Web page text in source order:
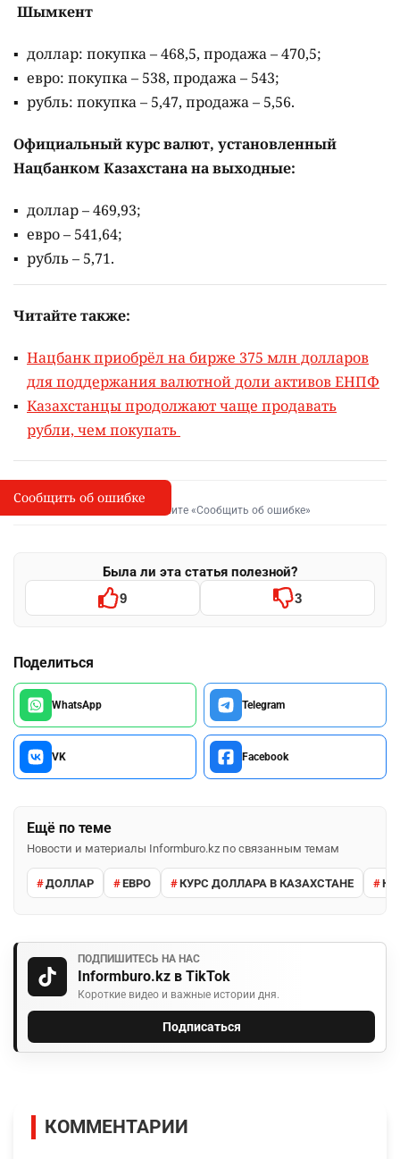
Шымкент
доллар: покупка – 468,5, продажа – 470,5;
евро: покупка – 538, продажа – 543;
рубль: покупка – 5,47, продажа – 5,56.
Официальный курс валют, установленный
Нацбанком Казахстана на выходные:
доллар – 469,93;
евро – 541,64;
рубль – 5,71.
Читайте также:
Нацбанк приобрёл на бирже 375 млн долларов
для поддержания валютной доли активов ЕНПФ
Казахстанцы продолжают чаще продавать
рубли, чем покупать
I
Сообщить об опечатке
Выделите фрагмент и нажмите «Сообщить об ошибке»
Была ли эта статья полезной?
9 3
Поделиться
WhatsApp Telegram
VK Facebook
Ещё по теме
Новости и материалы Informburo.kz по связанным темам
ДОЛЛАР ЕВРО КУРС ДОЛЛАРА В КАЗАХСТАНЕ
ПОДПИШИТЕСЬ НА НАС
Informburo.kz в TikTok
Короткие видео и важные истории дня.
Подписаться
Сообщить об ошибке
КОММЕНТАРИИ